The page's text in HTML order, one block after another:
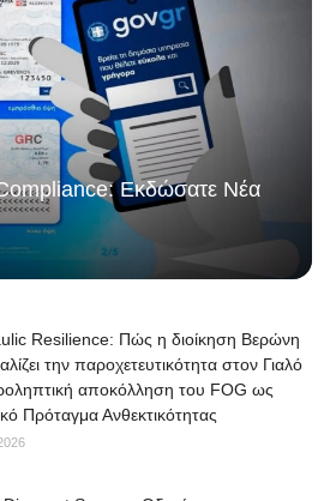
Εκδώσατε Νέα
Resilience: Πώς η διοίκηση Βερώνη
την παροχετευτικότητα στον Γιαλό
αποκόλληση του FOG ως
Πρόταγμα Ανθεκτικότητας